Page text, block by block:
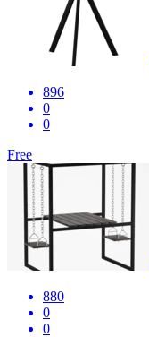
896
0
0
Free
880
0
0